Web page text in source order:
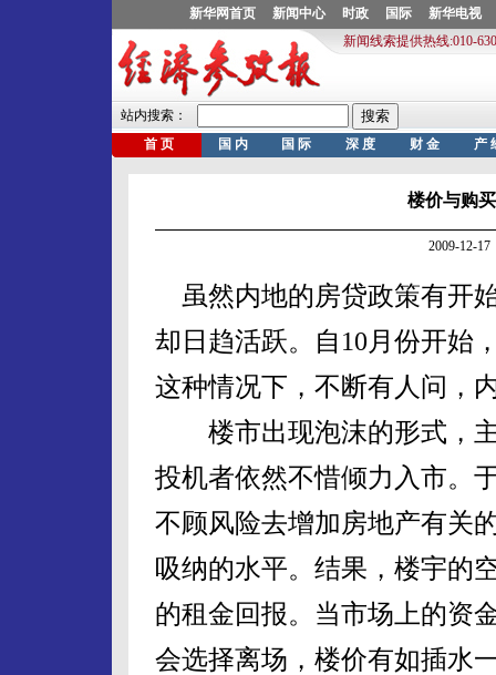
楼价与购
2009-12-
虽然内地的房贷政策有开
却日趋活跃。自10月份开始
这种情况下，不断有人问，
楼市出现泡沫的形式，主
投机者依然不惜倾力入市。
不顾风险去增加房地产有关
吸纳的水平。结果，楼宇的
的租金回报。当市场上的资
会选择离场，楼价有如插水